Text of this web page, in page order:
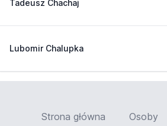
Tadeusz Chachaj
Lubomir Chalupka
Strona główna Osoby